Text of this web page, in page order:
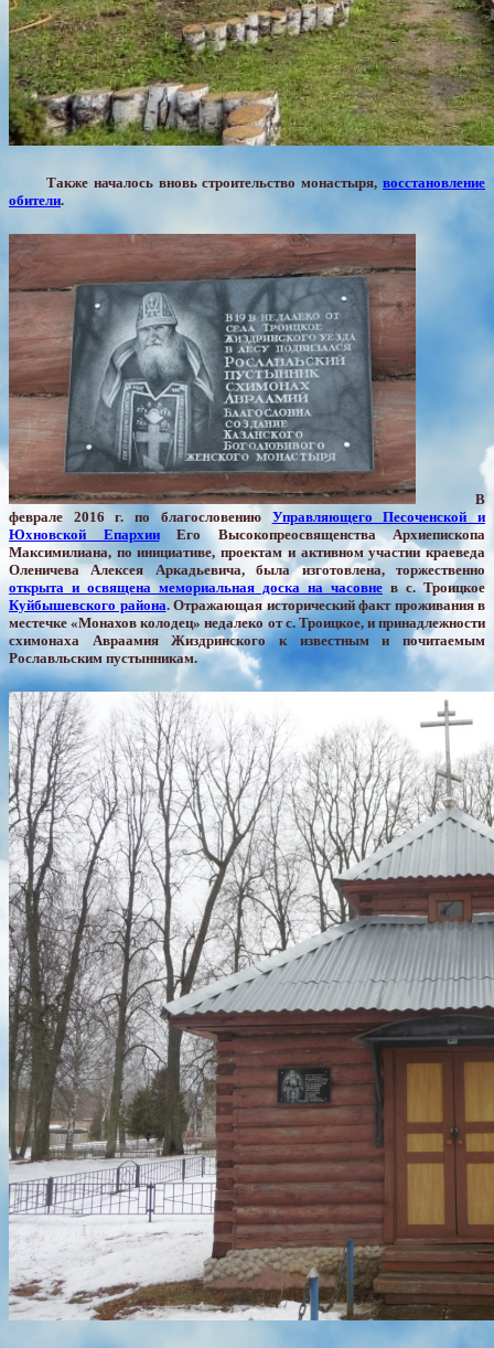
Также началось вновь строительство монастыря, восстановление
обители.
В
феврале 2016 г. по благословению Управляющего Песоченской и
Юхновской ЕпархииЕго Высокопреосвященства Архиепископа
Максимилиана, по инициативе, проектам и активном участии краеведа
Оленичева Алексея Аркадьевича, была изготовлена, торжественно
открыта и освящена мемориальная доска на часовне в с. Троицкое
Куйбышевского района. Отражающая исторический факт проживания в
местечке «Монахов колодец» недалеко от с. Троицкое, и принадлежности
схимонаха Авраамия Жиздринского к известным и почитаемым
Рославльским пустынникам.